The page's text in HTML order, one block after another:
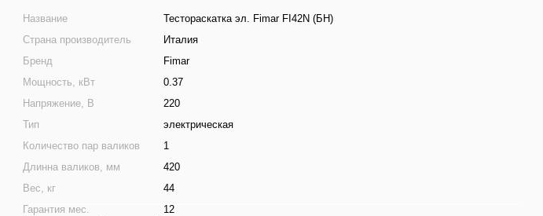
Название
Тестораскатка эл. Fimar FI42N (БН)
Страна производитель
Италия
Бренд
Fimar
Мощность, кВт
0.37
Напряжение, В
220
Тип
электрическая
Количество пар валиков
1
Длинна валиков, мм
420
Вес, кг
44
Гарантия мес.
12